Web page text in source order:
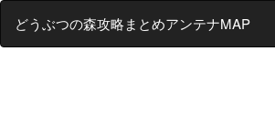
どうぶつの森攻略まとめアンテナMAP